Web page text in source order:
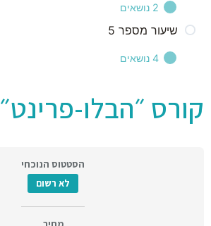
סיכום
דימיון מודרך
התחייבות
2 נושאים
חלק 1
שיעור מספר 5
4 נושאים
קורס ״הבלו-פרינט״
הסטטוס הנוכחי
לא רשום